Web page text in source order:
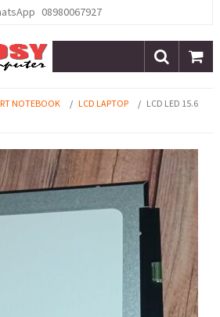
08980067927
NOTEBOOK / LCD LAPTOP / LCD LED 15.6